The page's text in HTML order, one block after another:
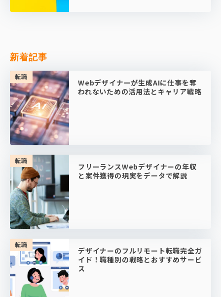
新着記事
転職
Webデザイナーが生成AIに仕事を奪
われないための活用法とキャリア戦略
転職
フリーランスWebデザイナーの年収
と案件獲得の現実をデータで解説
転職
デザイナーのフルリモート転職完全ガ
イド！職種別の戦略とおすすめサービ
ス